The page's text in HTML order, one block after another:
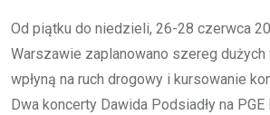
Od piątku do niedzieli, 26-28 czerwca
Warszawie zaplanowano szereg
wpłyną na ruch drogowy i kursowanie
Dwa koncerty Dawida Podsiadły na PGE